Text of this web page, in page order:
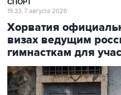
Хорватия
визах ведущим
гимнасткам для